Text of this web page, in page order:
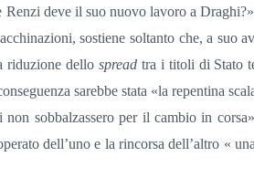
Renzi deve il suo nuovo lavoro a
sostiene soltanto che, a suo
riduzione dellospread tra i titoli di Stato
sarebbe stata «la repentina
sobbalzassero per il cambio in
dell’uno e la rincorsa dell’altro «